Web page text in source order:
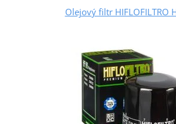
Olejový filtr HIFLOFILTRO